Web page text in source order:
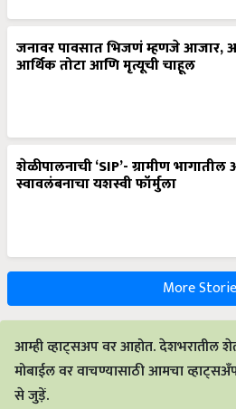
जनावर पावसात भिजणं म्हणजे आजार,
आर्थिक तोटा आणि मृत्यूची चाहूल
शेळीपालनाची ‘SIP’- ग्रामीण भागातील
स्वावलंबनाचा यशस्वी फॉर्मुला
More
आम्ही व्हाट्सअप वर आहोत. देशभरातील
मोबाईल वर वाचण्यासाठी आमचा
से जुड़ें.